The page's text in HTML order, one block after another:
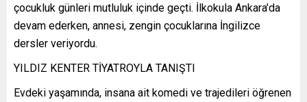
çocukluk günleri mutluluk içinde geçti. İlkokula Ankara’da
devam ederken, annesi, zengin çocuklarına İngilizce
dersler veriyordu.
YILDIZ KENTER TİYATROYLA TANIŞTI
Evdeki yaşamında, insana ait komedi ve trajedileri öğrenen